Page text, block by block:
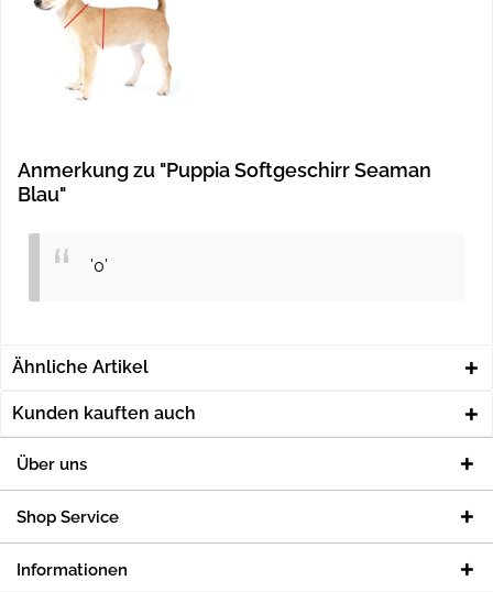
Anmerkung zu "Puppia Softgeschirr Seaman
Blau"
'0'
Ähnliche Artikel
Kunden kauften auch
Über uns
Shop Service
Informationen